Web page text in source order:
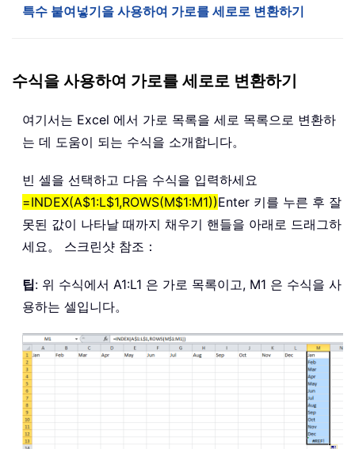
특수 붙여넣기을 사용하여 가로를 세로로 변환하기
수식을 사용하여 가로를 세로로 변환하기
여기서는 Excel 에서 가로 목록을 세로 목록으로 변환하
는 데 도움이 되는 수식을 소개합니다。
빈 셀을 선택하고 다음 수식을 입력하세요
=INDEX(A$1:L$1,ROWS(M$1:M1))Enter 키를 누른 후 잘
못된 값이 나타날 때까지 채우기 핸들을 아래로 드래그하
세요。 스크린샷 참조：
팁: 위 수식에서 A1:L1 은 가로 목록이고, M1 은 수식을 사
용하는 셀입니다。